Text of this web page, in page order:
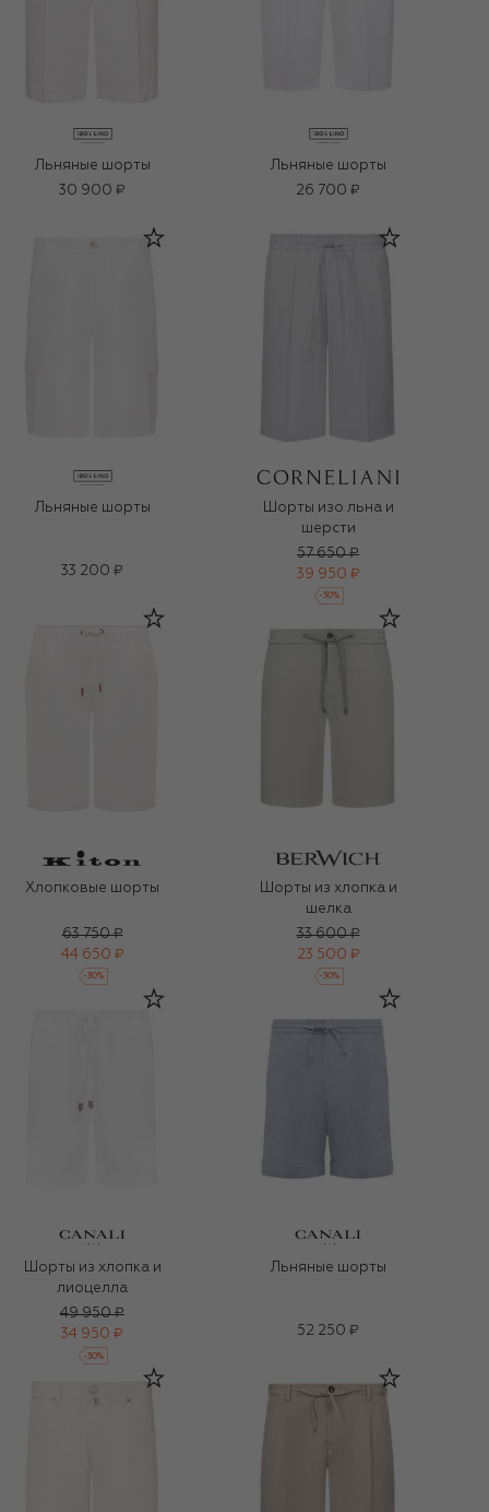
Льняные шорты
30 900 ₽
Льняные шорты
26 700 ₽
Льняные шорты
33 200 ₽
Шорты изо льна и
шерсти
57 650 ₽
39 950 ₽
-30%
Хлопковые шорты
63 750 ₽
44 650 ₽
-30%
Шорты из хлопка и
шелка
33 600 ₽
23 500 ₽
-30%
Шорты из хлопка и
лиоцелла
49 950 ₽
34 950 ₽
-30%
Льняные шорты
52 250 ₽